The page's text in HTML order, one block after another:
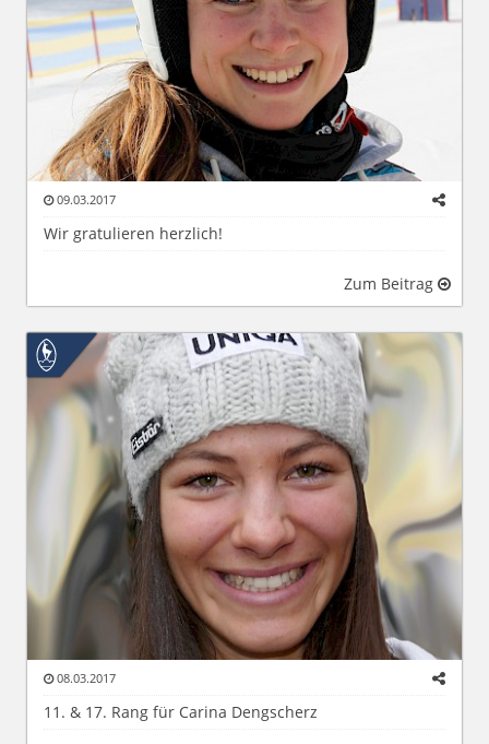
09.03.2017
Wir gratulieren herzlich!
Zum Beitrag
08.03.2017
11. & 17. Rang für Carina Dengscherz